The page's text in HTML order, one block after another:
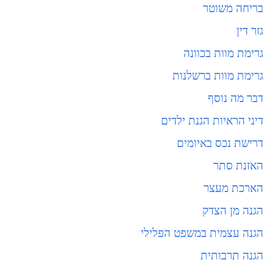
בריחה משוטר
גזר דין
גרימת מוות בכוונה
גרימת מוות ברשלנות
דבר מה נוסף
דיני הראיות הגנת ילדים
דרישת נכס באיומים
האזנת סתר
הארכת מעצר
הגנה מן הצדק
הגנה עצמית במשפט הפלילי
הגנה תרבותית